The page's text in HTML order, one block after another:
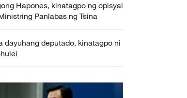
Hapones, kinatagpo ng opisyal
Panlabas ng Tsina
dayuhang deputado, kinatagpo ni